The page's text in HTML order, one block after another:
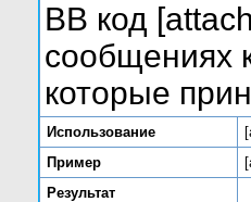
BB код
сообщениях
которые
Использование
Пример
Результат